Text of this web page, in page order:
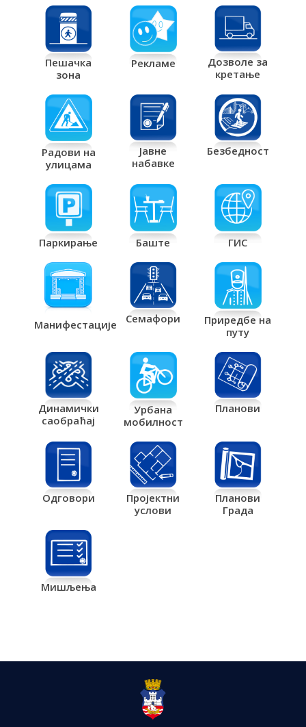
Пешачка
зона
Рекламе
Дозволе за
кретање
Радови на
улицама
Јавне
набавке
Безбедност
Паркирање Баште ГИС
Манифестације Семафори
Приредбе на
путу
Динамички
саобраћај
Урбана
мобилност
Планови
Одговори
Пројектни
услови
Планови
Града
Мишљења